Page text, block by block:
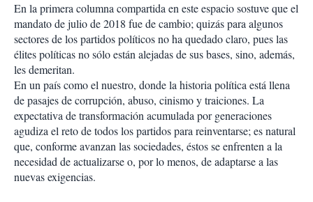
m
p
a
t
i
r
En la primera columna compartida en este espacio sostuve que el
mandato de julio de 2018 fue de cambio; quizás para algunos
sectores de los partidos políticos no ha quedado claro, pues las
élites políticas no sólo están alejadas de sus bases, sino, además,
les demeritan.
En un país como el nuestro, donde la historia política está llena
de pasajes de corrupción, abuso, cinismo y traiciones. La
expectativa de transformación acumulada por generaciones
agudiza el reto de todos los partidos para reinventarse; es natural
que, conforme avanzan las sociedades, éstos se enfrenten a la
necesidad de actualizarse o, por lo menos, de adaptarse a las
nuevas exigencias.